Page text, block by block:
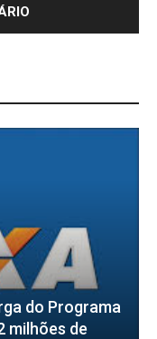
do Programa
milhões de